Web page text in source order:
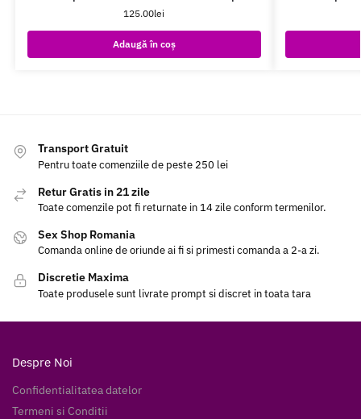
125.00lei
Adaugă în coș
Transport Gratuit
Pentru toate comenziile de peste 250 lei
Retur Gratis in 21 zile
Toate comenzile pot fi returnate in 14 zile conform termenilor.
Sex Shop Romania
Comanda online de oriunde ai fi si primesti comanda a 2-a zi.
Discretie Maxima
Toate produsele sunt livrate prompt si discret in toata tara
Despre Noi
Confidentialitatea datelor
Termeni si Conditii